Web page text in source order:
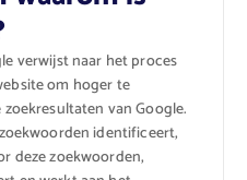
verwijst naar het proces
om hoger te
van Google.
identificeert,
deze zoekwoorden,